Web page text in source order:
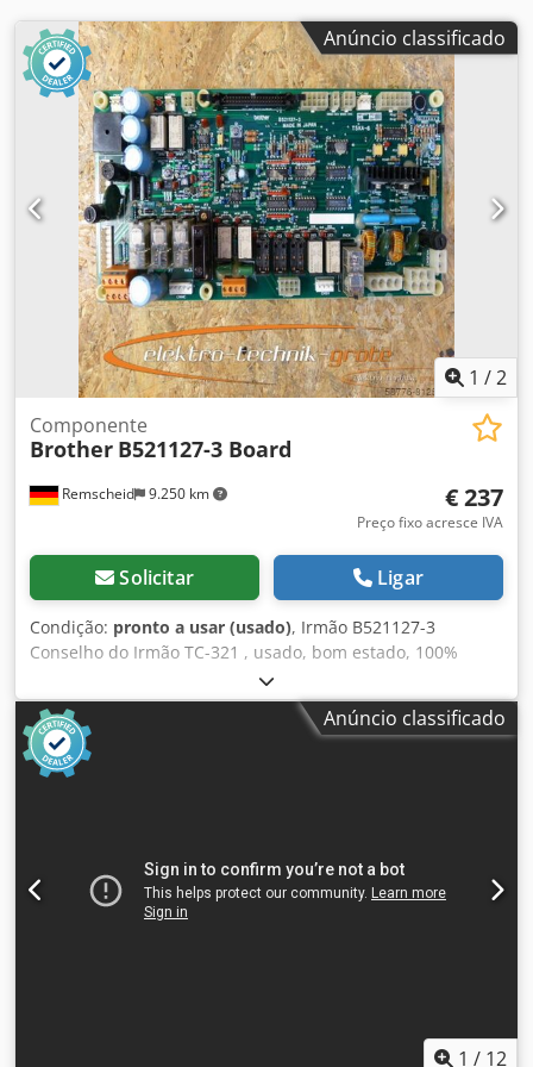
Anúncio classificado
1 /2
Remscheid 9.250 km
Componente
Brother B521127-3 Board
€ 237
Preço fixo acresce IVA
Solicitar Ligar
Condição: pronto a usar (usado), Irmão B521127-3
Conselho do Irmão TC-321 , usado, bom estado, 100%
funcional Dodpfx Asi D Uk Ujf Tokr
Anúncio classificado
1 / 12